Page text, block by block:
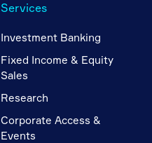
Services
Investment Banking
Fixed Income & Equity
Sales
Research
Corporate Access &
Events